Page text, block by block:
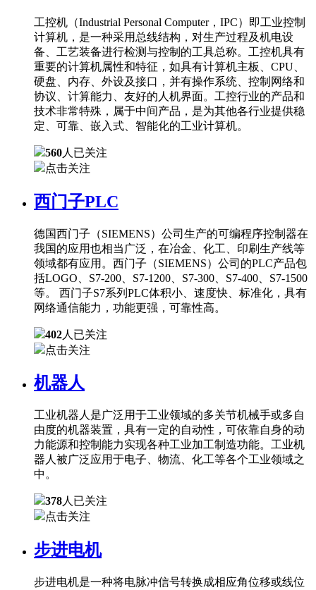
工控机（Industrial Personal Computer，IPC）即工业控制
计算机，是一种采用总线结构，对生产过程及机电设
备、工艺装备进行检测与控制的工具总称。工控机具有
重要的计算机属性和特征，如具有计算机主板、CPU、
硬盘、内存、外设及接口，并有操作系统、控制网络和
协议、计算能力、友好的人机界面。工控行业的产品和
技术非常特殊，属于中间产品，是为其他各行业提供稳
定、可靠、嵌入式、智能化的工业计算机。
560人已关注
点击关注
西门子PLC
德国西门子（SIEMENS）公司生产的可编程序控制器在
我国的应用也相当广泛，在冶金、化工、印刷生产线等
领域都有应用。西门子（SIEMENS）公司的PLC产品包
括LOGO、S7-200、S7-1200、S7-300、S7-400、S7-1500
等。 西门子S7系列PLC体积小、速度快、标准化，具有
网络通信能力，功能更强，可靠性高。
402人已关注
点击关注
机器人
工业机器人是广泛用于工业领域的多关节机械手或多自
由度的机器装置，具有一定的自动性，可依靠自身的动
力能源和控制能力实现各种工业加工制造功能。工业机
器人被广泛应用于电子、物流、化工等各个工业领域之
中。
378人已关注
点击关注
步进电机
步进电机是一种将电脉冲信号转换成相应角位移或线位